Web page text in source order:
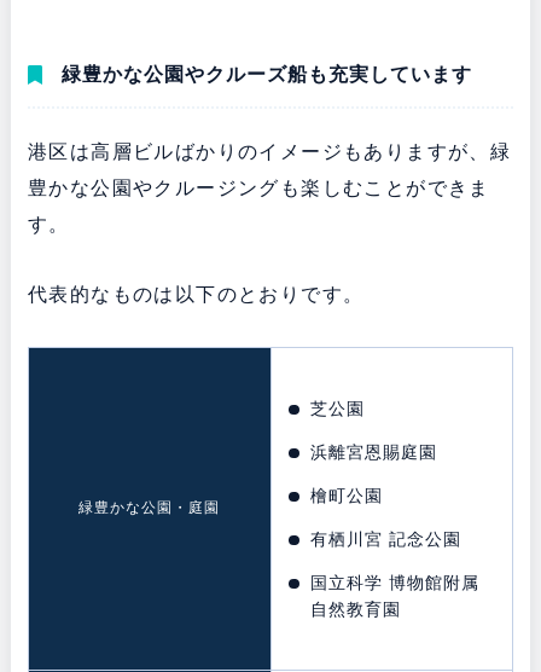
緑豊かな公園やクルーズ船も充実しています
港区は高層ビルばかりのイメージもありますが、緑
豊かな公園やクルージングも楽しむことができま
す。
代表的なものは以下のとおりです。
緑豊かな公園・庭園
芝公園
浜離宮恩賜庭園
檜町公園
有栖川宮 記念公園
国立科学 博物館附属
自然教育園